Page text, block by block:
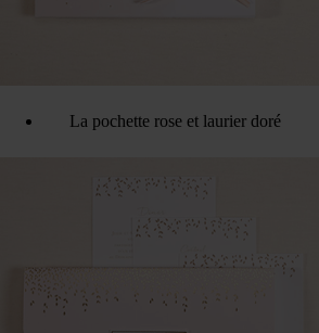
La pochette rose et laurier doré